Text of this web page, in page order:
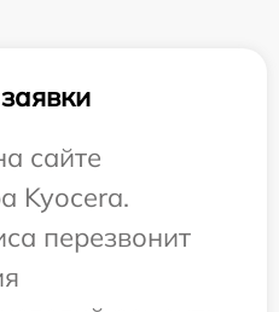
сайте
Kyocera.
перезвонит